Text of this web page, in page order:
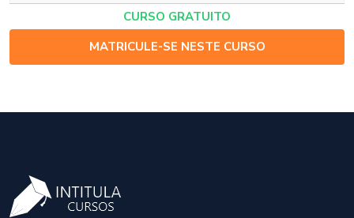
CURSO GRATUITO
MATRICULE-SE NESTE CURSO